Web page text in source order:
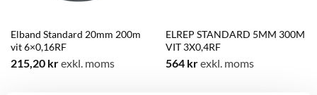
Elband Standard 20mm 200m
vit 6×0,16RF
215,20 krexkl. moms
ELREP STANDARD 5MM 300M
VIT 3X0,4RF
564 krexkl. moms